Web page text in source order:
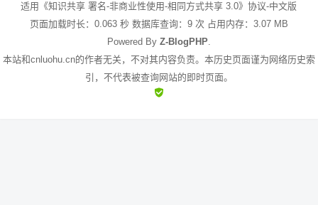
适用《知识共享 署名-非商业性使用-相同方式共享 3.0》协议-中文版
页面加载时长：0.063 秒 数据库查询：9 次 占用内存：3.07 MB
Powered By Z-BlogPHP.
本站和cnluohu.cn的作者无关，不对其内容负责。本历史页面谨为网络历史索
引，不代表被查询网站的即时页面。